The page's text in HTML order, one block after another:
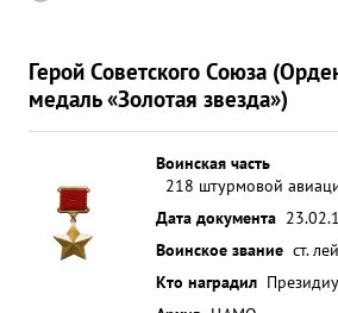
Герой Советского Союза
медаль «Золотая звезда»)
Воинская часть
218 штурмовой
Дата документа
Воинское звание ст.
Кто наградил